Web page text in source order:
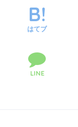
はてブ
LINE